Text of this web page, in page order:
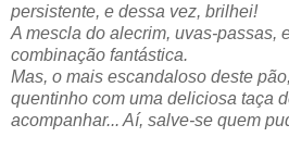
persistente, e dessa vez, brilhei!
A mescla do alecrim, uvas-passas,
combinação fantástica.
Mas, o mais escandaloso deste
quentinho com uma deliciosa taça
acompanhar... Aí, salve-se quem